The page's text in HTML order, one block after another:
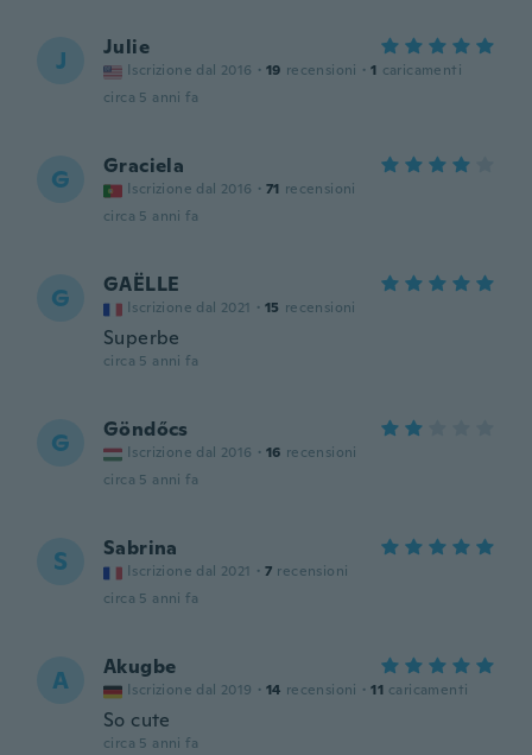
J Julie
Iscrizione dal 2016 · 19 recensioni · 1 caricamenti
circa 5 anni fa
G Graciela
Iscrizione dal 2016 · 71 recensioni
circa 5 anni fa
G GAËLLE
Iscrizione dal 2021 · 15 recensioni
Superbe
circa 5 anni fa
G Göndőcs
Iscrizione dal 2016 · 16 recensioni
circa 5 anni fa
S Sabrina
Iscrizione dal 2021 · 7 recensioni
circa 5 anni fa
A Akugbe
Iscrizione dal 2019 · 14 recensioni · 11 caricamenti
So cute
circa 5 anni fa